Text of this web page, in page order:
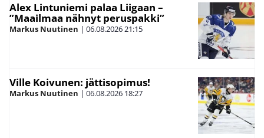
Alex Lintuniemi palaa Liigaan –
”Maailmaa nähnyt peruspakki”
Markus Nuutinen | 06.08.202621:15
Ville Koivunen: jättisopimus!
Markus Nuutinen | 06.08.2026 18:27